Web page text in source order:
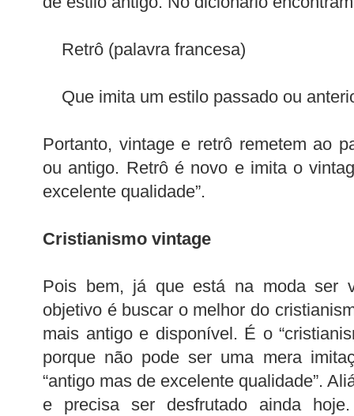
Retrô (palavra francesa)
Que imita um estilo passado ou
Portanto, vintage e retrô remetem ao
ou antigo. Retrô é novo e imita o
excelente qualidade”.
Cristianismo vintage
Pois bem, já que está na moda ser
objetivo é buscar o melhor do
mais antigo e disponível. É o
porque não pode ser uma mera
“antigo mas de excelente qualidade”.
e precisa ser desfrutado ainda hoje.